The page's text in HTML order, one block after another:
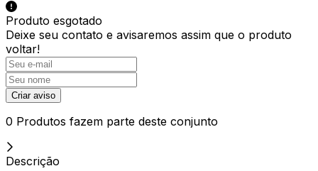
Produto esgotado
Deixe seu contato e avisaremos assim que o produto
voltar!
Criar aviso
0 Produtos fazem parte deste conjunto
Descrição